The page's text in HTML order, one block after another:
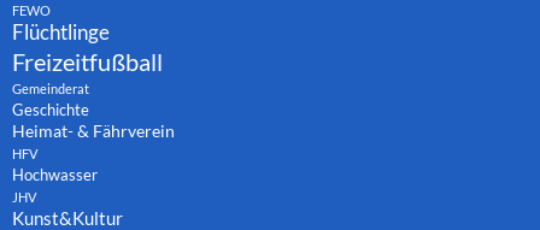
FEWO
Flüchtlinge
Freizeitfußball
Gemeinderat
Geschichte
Heimat- & Fährverein
HFV
Hochwasser
JHV
Kunst&Kultur